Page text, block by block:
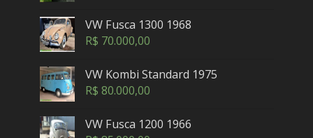
VW Fusca 1300 1968
R$ 70.000,00
VW Kombi Standard 1975
R$ 80.000,00
VW Fusca 1200 1966